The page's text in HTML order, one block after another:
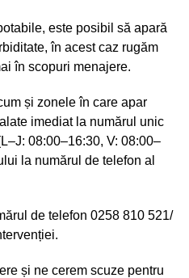
este posibil să apară
în acest caz rugăm
în scopuri menajere.
și zonele în care apar
imediat la numărul unic
08:00–16:30, V: 08:00–
la numărul de telefon al
de telefon 0258 810 521/
și ne cerem scuze pentru